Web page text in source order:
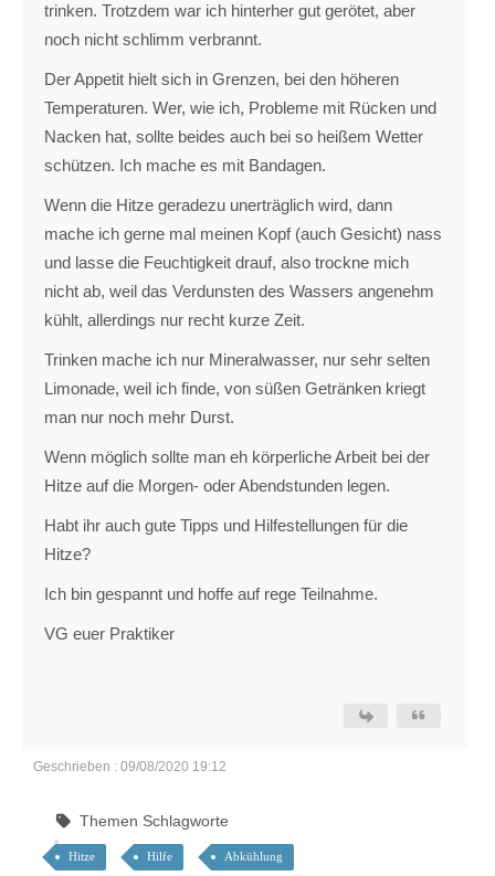
trinken. Trotzdem war ich hinterher gut gerötet, aber
noch nicht schlimm verbrannt.
Der Appetit hielt sich in Grenzen, bei den höheren
Temperaturen. Wer, wie ich, Probleme mit Rücken und
Nacken hat, sollte beides auch bei so heißem Wetter
schützen. Ich mache es mit Bandagen.
Wenn die Hitze geradezu unerträglich wird, dann
mache ich gerne mal meinen Kopf (auch Gesicht) nass
und lasse die Feuchtigkeit drauf, also trockne mich
nicht ab, weil das Verdunsten des Wassers angenehm
kühlt, allerdings nur recht kurze Zeit.
Trinken mache ich nur Mineralwasser, nur sehr selten
Limonade, weil ich finde, von süßen Getränken kriegt
man nur noch mehr Durst.
Wenn möglich sollte man eh körperliche Arbeit bei der
Hitze auf die Morgen- oder Abendstunden legen.
Habt ihr auch gute Tipps und Hilfestellungen für die
Hitze?
Ich bin gespannt und hoffe auf rege Teilnahme.
VG euer Praktiker
Geschrieben : 09/08/2020 19:12
Themen Schlagworte
Hitze Hilfe Abkühlung